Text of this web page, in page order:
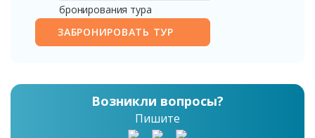
бронирования тура
ЗАБРОНИРОВАТЬ ТУР
Возникли вопросы?
Пишите